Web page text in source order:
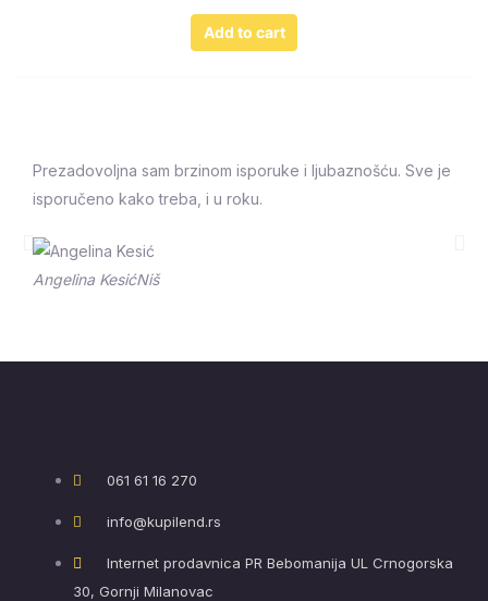
Add to cart
Prezadovoljna sam brzinom isporuke i ljubaznošću. Sve je
isporučeno kako treba, i u roku.
Angelina KesićNiš
Prethodna
061 61 16 270
info@kupilend.rs
Internet prodavnica PR Bebomanija UL Crnogorska
30, Gornji Milanovac